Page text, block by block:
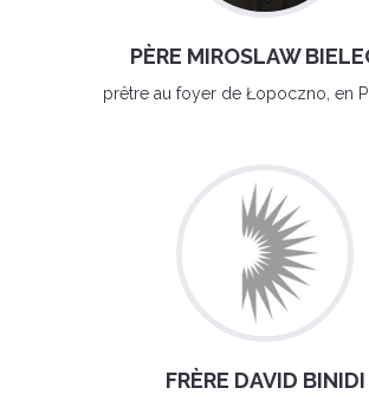
PÈRE MIROSLAW
prêtre au foyer de Łopoczno, en
FRÈRE DAVID BINIDI